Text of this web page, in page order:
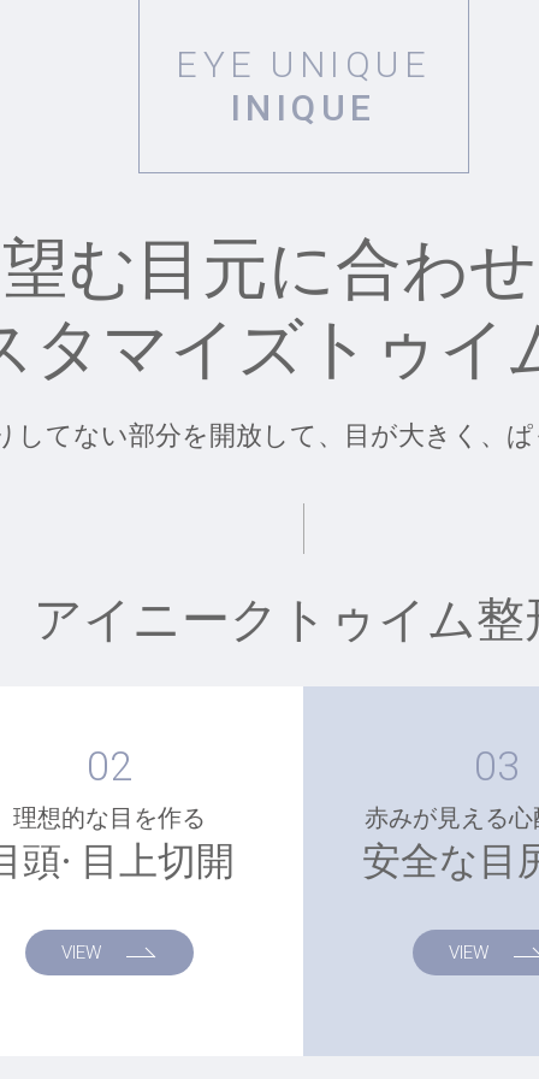
EYE UNIQUE
INIQUE
望む目元に合わ
タマイズトゥイ
してない部分を開放して、目が大きく、
アイニークトゥイム整
02
理想的な目を作る
頭· 目上切開
VIEW
03
赤みが見える
安全な目
VIEW